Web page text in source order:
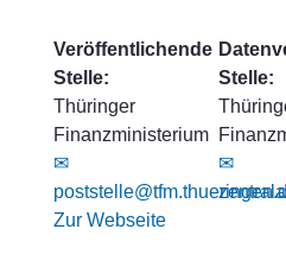
Veröffentlichende
Stelle:
Thüringer
Finanzministerium
✉
Zur Webseite
Stelle:
✉